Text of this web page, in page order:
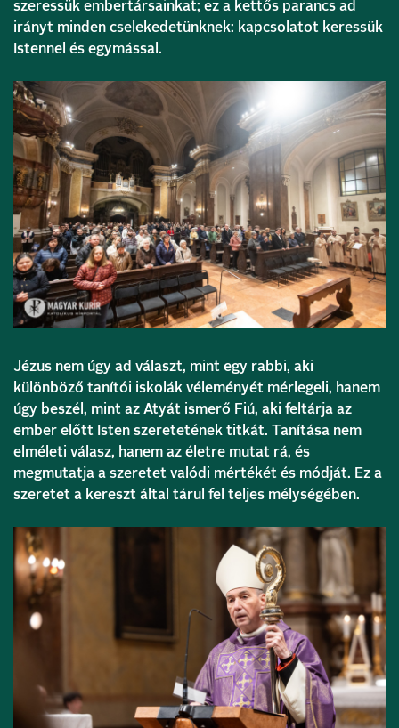
szeressük embertársainkat; ez a kettős parancs ad
irányt minden cselekedetünknek: kapcsolatot keressük
Istennel és egymással.
Jézus nem úgy ad választ, mint egy rabbi, aki
különböző tanítói iskolák véleményét mérlegeli, hanem
úgy beszél, mint az Atyát ismerő Fiú, aki feltárja az
ember előtt Isten szeretetének titkát. Tanítása nem
elméleti válasz, hanem az életre mutat rá, és
megmutatja a szeretet valódi mértékét és módját. Ez a
szeretet a kereszt által tárul fel teljes mélységében.